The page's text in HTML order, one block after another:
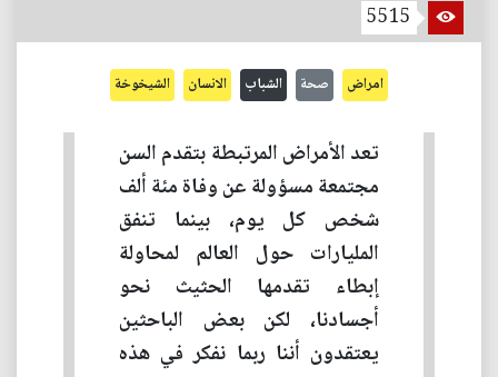
5515
امراض صحة الشباب الانسان الشيخوخة
تعد الأمراض المرتبطة بتقدم السن
مجتمعة مسؤولة عن وفاة مئة ألف
شخص كل يوم، بينما تنفق
المليارات حول العالم لمحاولة
إبطاء تقدمها الحثيث نحو
أجسادنا، لكن بعض الباحثين
يعتقدون أننا ربما نفكر في هذه